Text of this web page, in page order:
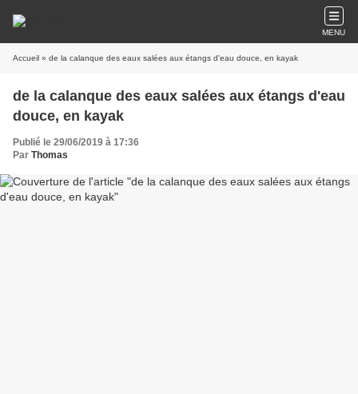
MENU
Accueil » de la calanque des eaux salées aux étangs d'eau douce, en kayak
de la calanque des eaux salées aux étangs d'eau
douce, en kayak
Publié le 29/06/2019 à 17:36
Par Thomas